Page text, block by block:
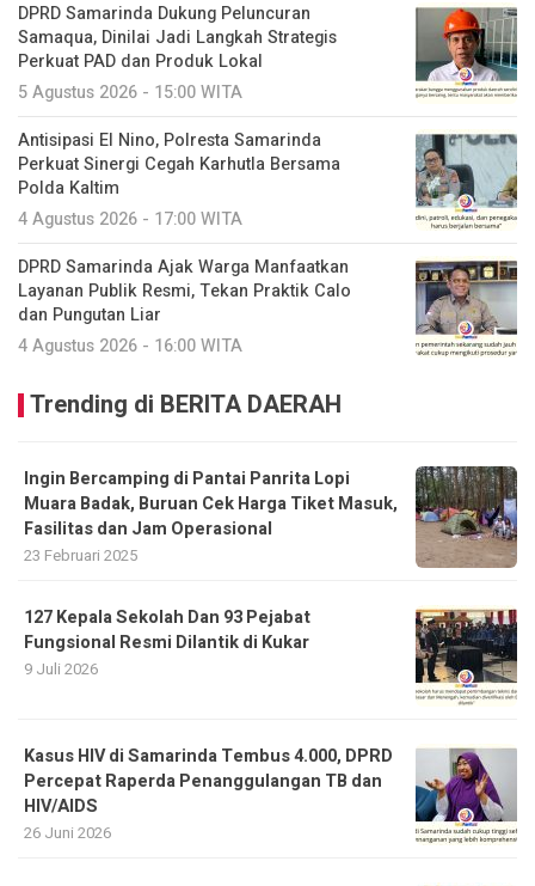
DPRD Samarinda Dukung Peluncuran
Samaqua, Dinilai Jadi Langkah Strategis
Perkuat PAD dan Produk Lokal
5 Agustus 2026 - 15:00 WITA
Antisipasi El Nino, Polresta Samarinda
Perkuat Sinergi Cegah Karhutla Bersama
Polda Kaltim
4 Agustus 2026 - 17:00 WITA
DPRD Samarinda Ajak Warga Manfaatkan
Layanan Publik Resmi, Tekan Praktik Calo
dan Pungutan Liar
4 Agustus 2026 - 16:00 WITA
Trending di BERITA DAERAH
Ingin Bercamping di Pantai Panrita Lopi
Muara Badak, Buruan Cek Harga Tiket Masuk,
Fasilitas dan Jam Operasional
23 Februari 2025
127 Kepala Sekolah Dan 93 Pejabat
Fungsional Resmi Dilantik di Kukar
9 Juli 2026
Kasus HIV di Samarinda Tembus 4.000, DPRD
Percepat Raperda Penanggulangan TB dan
HIV/AIDS
26 Juni 2026